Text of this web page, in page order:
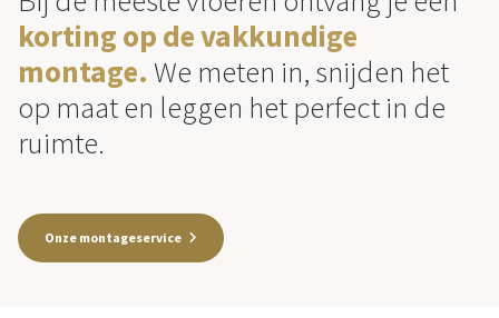
korting op de vakkundige
montage. We meten in, snijden het
op maat en leggen het perfect in de
ruimte.
Onze montageservice